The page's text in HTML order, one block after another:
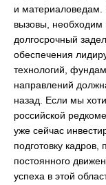
и материаловедам.
вызовы,
долгосрочный
обеспечения
технологий,
направлений
назад. Если мы
российской
уже сейчас
подготовку
постоянного
успеха в этой